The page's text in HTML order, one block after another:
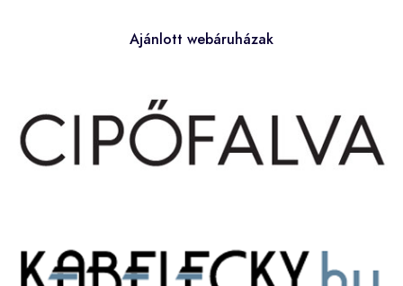
Ajánlott webáruházak